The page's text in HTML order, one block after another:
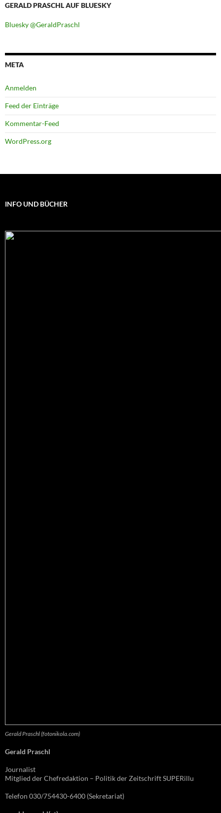
GERALD PRASCHL AUF BLUESKY
Bluesky @GeraldPraschl
META
Anmelden
Feed der Einträge
Kommentar-Feed
WordPress.org
INFO UND BÜCHER
Gerald Praschl (fotonikola.com)
Gerald Praschl
Journalist
Mitglied der Chefredaktion – Politik der Zeitschrift SUPERillu
Telefon 030/754430-6400 (Sekretariat)